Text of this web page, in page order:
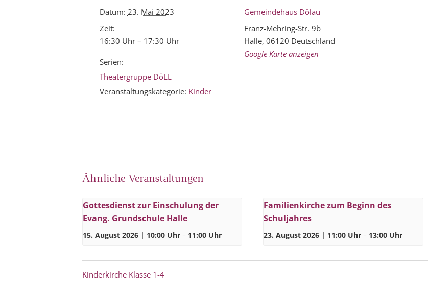
Datum: 23. Mai 2023
Zeit:
16:30 Uhr – 17:30 Uhr
Serien:
Theatergruppe DöLL
Veranstaltungskategorie: Kinder
Gemeindehaus Dölau
Franz-Mehring-Str. 9b
Halle, 06120 Deutschland
Google Karte anzeigen
Ähnliche Veranstaltungen
Gottesdienst zur Einschulung der
Evang. Grundschule Halle
15. August 2026 | 10:00 Uhr – 11:00 Uhr
Familienkirche zum Beginn des
Schuljahres
23. August 2026 | 11:00 Uhr – 13:00 Uhr
Kinderkirche Klasse 1-4